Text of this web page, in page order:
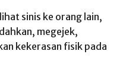
sinis ke orang lain,
megejek,
kekerasan fisik pada